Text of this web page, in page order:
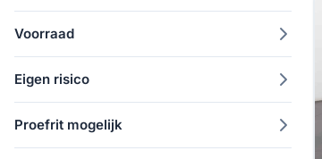
Voorraad
Eigen risico
Proefrit mogelijk